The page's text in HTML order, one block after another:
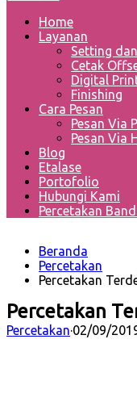
Home
Layanan
Setting
Cetak
Digital
Finishing
Cara Pesan
Pesan Via
Pesan Via
Blog
Etalase
Portofolio
Hubungi Kami
Percetakan
Beranda
Percetakan
Percetakan
Percetakan
Percetakan·02/09/